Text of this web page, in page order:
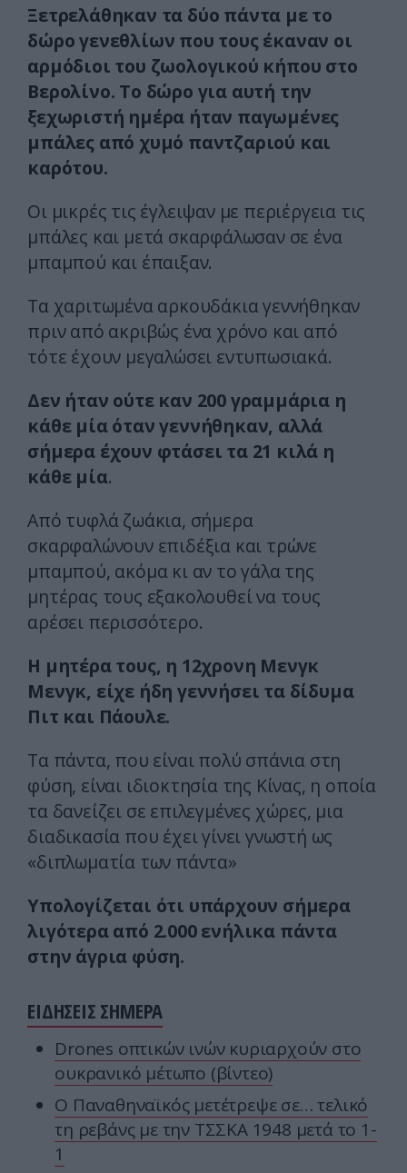
Ξετρελάθηκαν τα δύο πάντα με το
δώρο γενεθλίων που τους έκαναν οι
αρμόδιοι του ζωολογικού κήπου στο
Βερολίνο. Το δώρο για αυτή την
ξεχωριστή ημέρα ήταν παγωμένες
μπάλες από χυμό παντζαριού και
καρότου.
Οι μικρές τις έγλειψαν με περιέργεια τις
μπάλες και μετά σκαρφάλωσαν σε ένα
μπαμπού και έπαιξαν.
Τα χαριτωμένα αρκουδάκια γεννήθηκαν
πριν από ακριβώς ένα χρόνο και από
τότε έχουν μεγαλώσει εντυπωσιακά.
Δεν ήταν ούτε καν 200 γραμμάρια η
κάθε μία όταν γεννήθηκαν, αλλά
σήμερα έχουν φτάσει τα 21 κιλά η
κάθε μία.
Από τυφλά ζωάκια, σήμερα
σκαρφαλώνουν επιδέξια και τρώνε
μπαμπού, ακόμα κι αν το γάλα της
μητέρας τους εξακολουθεί να τους
αρέσει περισσότερο.
Η μητέρα τους, η 12χρονη Μενγκ
Μενγκ, είχε ήδη γεννήσει τα δίδυμα
Πιτ και Πάουλε.
Τα πάντα, που είναι πολύ σπάνια στη
φύση, είναι ιδιοκτησία της Κίνας, η οποία
τα δανείζει σε επιλεγμένες χώρες, μια
διαδικασία που έχει γίνει γνωστή ως
«διπλωματία των πάντα»
Υπολογίζεται ότι υπάρχουν σήμερα
λιγότερα από 2.000 ενήλικα πάντα
στην άγρια φύση.
ΕΙΔΗΣΕΙΣ ΣΗΜΕΡΑ
Drones οπτικών ινών κυριαρχούν στο
ουκρανικό μέτωπο (βίντεο)
Ο Παναθηναϊκός μετέτρεψε σε… τελικό
τη ρεβάνς με την ΤΣΣΚΑ 1948 μετά το 1-
1